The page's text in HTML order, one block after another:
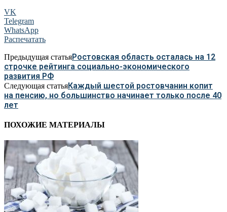
VK
Telegram
WhatsApp
Распечатать
Предыдущая статьяРостовская область осталась на 12
строчке рейтинга социально-экономического
развития РФ
Следующая статьяКаждый шестой ростовчанин копит
на пенсию, но большинство начинает только после 40
лет
ПОХОЖИЕ МАТЕРИАЛЫ